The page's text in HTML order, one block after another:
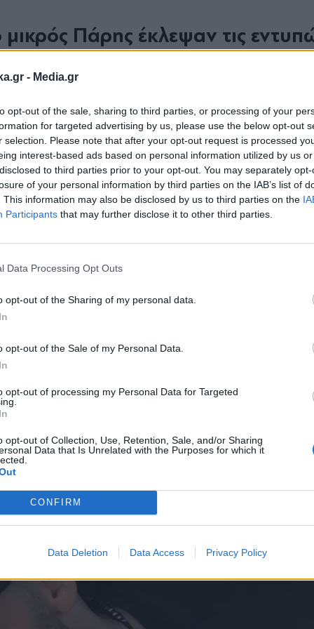
- Media.gr
opt-out of the sale, sharing to third parties, or processing of your
for targeted advertising by us, please use the below opt-out
selection. Please note that after your opt-out request is processed
interest-based ads based on personal information utilized by us
to third parties prior to your opt-out. You may separately
of your personal information by third parties on the IAB’s list of
This information may also be disclosed by us to third parties on the
Participants that may further disclose it to other third parties.
Data Processing Opt Outs
opt-out of the Sharing of my personal data.
opt-out of the Sale of my Personal Data.
opt-out of processing my Personal Data for Targeted
opt-out of Collection, Use, Retention, Sale, and/or Sharing
Data that Is Unrelated with the Purposes for which it
CONFIRM
Data Deletion Data Access Privacy Policy
Πάρης έκλεψαν τις
η εικόνα του Δημήτρη Σπυριδωνίδη να
βόλτας τους. Η Ιωάννα Τούνη επέλεξε να
συναισθηματική αναφορά. «Rich in life
βόλτα μας», έγραψε πάνω στο βίντεο. Η
την ευτυχία, δίνοντας έμφαση
αξία.
#φοργιου
♬ original sound -
της σχέσης τους
έγινε γνωστή πριν από περίπου έναν
τόνους, χωρίς ωστόσο να κρύβουν την
αποκάλυψε ότι το ζευγάρι συμπλήρωσε έναν
που της ετοίμασε ο σύντροφός της. Ο
για κάθε ημέρα που είχαν περάσει μαζί κατά
ιδιαίτερα την ίδια αλλά και τους
newsletter
Αποδέχομαι τουςόρους χρήσης